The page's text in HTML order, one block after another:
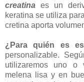
creatina es un
keratina se utiliza
cretina aporta
¿Para quién es
personalizable.
utilizaremos uno o
melena lisa y en